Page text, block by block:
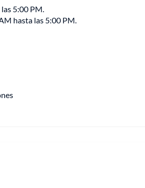
5:00 PM.
hasta las 5:00 PM.